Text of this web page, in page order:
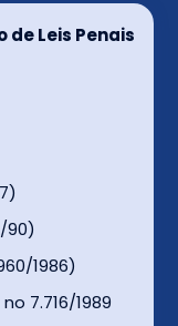
Leis Penais
90)
1986)
7.716/1989